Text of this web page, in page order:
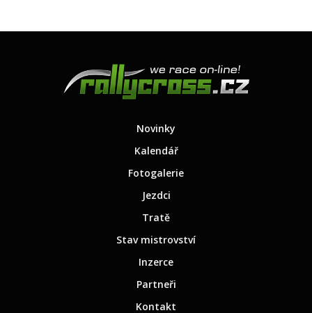
Novinky
Kalendář
Fotogalerie
Jezdci
Tratě
Stav mistrovství
Inzerce
Partneři
Kontakt